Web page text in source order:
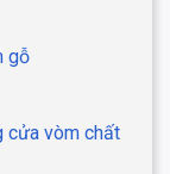
gỗ
cửa vòm chất